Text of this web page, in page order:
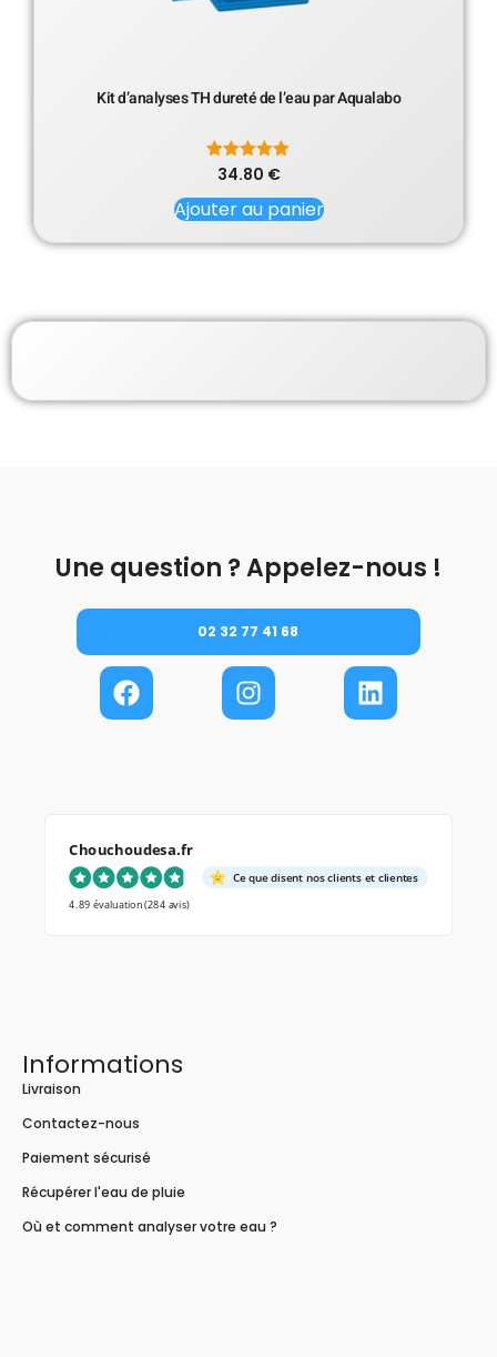
Kit d’analyses TH dureté de l’eau par Aqualabo
Note
sur 5
34.80 €
Ajouter au panier
Une question ? Appelez-nous !
02 32 77 41 68
Chouchoudesa.fr
Ce que disent nos clients et clientes
4.89 évaluation(284 avis)
Informations
Livraison
Contactez-nous
Paiement sécurisé
Récupérer l'eau de pluie
Où et comment analyser votre eau ?